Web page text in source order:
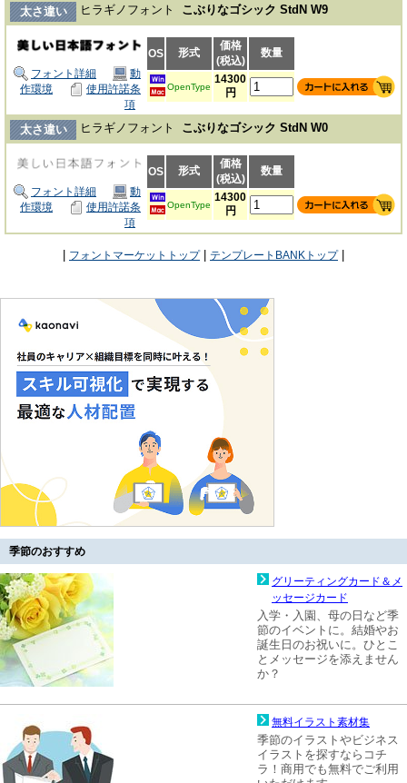
太さ違い ヒラギノフォント こぶりなゴシック StdN W9
OS 形式
価格
(税込)
数量
OpenType
14300
円
フォント詳細
動
作環境
使用許諾条
項
太さ違い ヒラギノフォント こぶりなゴシック StdN W0
OS 形式
価格
(税込)
数量
OpenType
14300
円
フォント詳細
動
作環境
使用許諾条
項
| フォントマーケットトップ| テンプレートBANKトップ|
季節のおすすめ
グリーティングカード＆メ
ッセージカード
入学・入園、母の日など季
節のイベントに。結婚やお
誕生日のお祝いに。ひとこ
とメッセージを添えません
か？
無料イラスト素材集
季節のイラストやビジネス
イラストを探すならコチ
ラ！商用でも無料でご利用